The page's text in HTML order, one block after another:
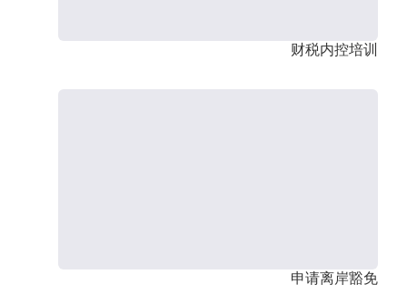
财税内控培训
申请离岸豁免